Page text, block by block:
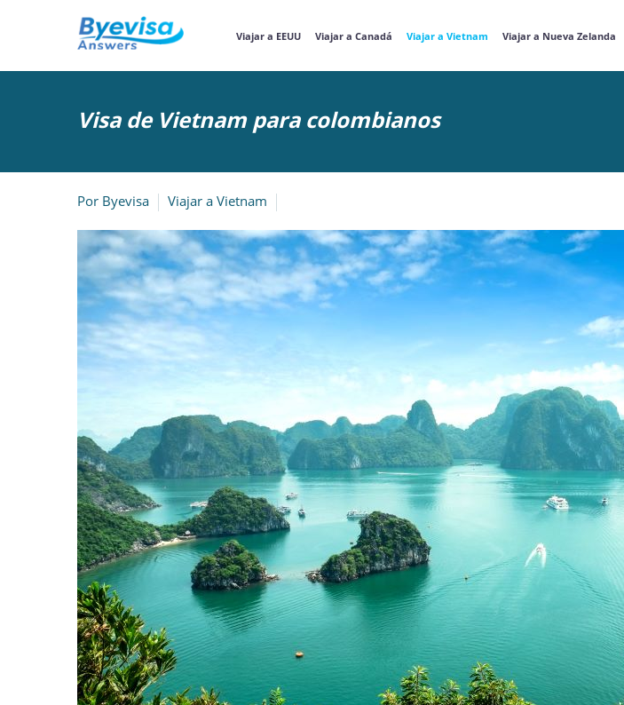
Viajar a EEUU Viajar a Canadá Viajar a Vietnam Viajar a Nueva Zelanda
Visa de Vietnam para colombianos
Por Byevisa Viajar a Vietnam